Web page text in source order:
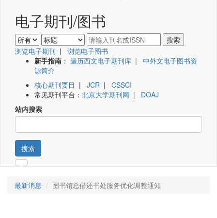
电子期刊/图书
浏览电子期刊 | 浏览电子图书
新手指南 ： 遍历西文电子期刊库 | 中外文电子图书资
源简介
核心期刊要目 | JCR | CSSCI
常见期刊平台： 北京大学期刊网 | DOAJ
站内搜索
搜索
最新消息 图书馆总借还书处服务优化调整通知